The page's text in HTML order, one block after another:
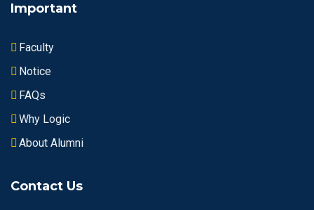
Important
Faculty
Notice
FAQs
Why Logic
About Alumni
Contact Us